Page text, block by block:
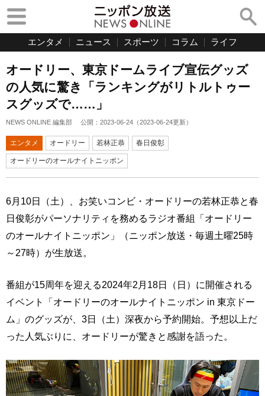
エンタメ ニュース スポーツ コラム ライフ
オードリー、東京ドームライブ宣伝グッズ
の人気に驚き「ランキングがリトルトゥー
スグッズで……」
NEWS ONLINE 編集部 公開： 2023-06-24 （2023-06-24更新）
エンタメ オードリー 若林正恭 春日俊彰
オードリーのオールナイトニッポン
6月10日（土）、お笑いコンビ・オードリーの若林正恭と春
日俊彰がパーソナリティを務めるラジオ番組「オードリー
のオールナイトニッポン」（ニッポン放送・毎週土曜25時
～27時）が生放送。
番組が15周年を迎える2024年2月18日（日）に開催される
イベント「オードリーのオールナイトニッポン in 東京ドー
ム」のグッズが、3日（土）深夜から予約開始。予想以上だ
った人気ぶりに、オードリーが驚きと感謝を語った。